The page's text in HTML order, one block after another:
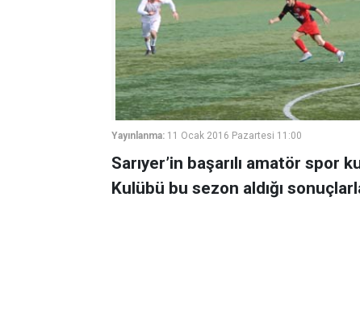
Yayınlanma: 11 Ocak 2016 Pazartesi 11:00
Sarıyer’in başarılı amatör
Kulübü bu sezon aldığı